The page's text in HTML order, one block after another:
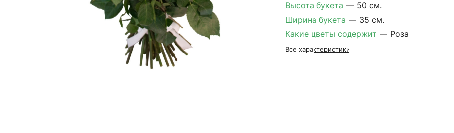
Высота букета — 50 см.
Ширина букета — 35 см.
Какие цветы содержит — Роза
Все характеристики